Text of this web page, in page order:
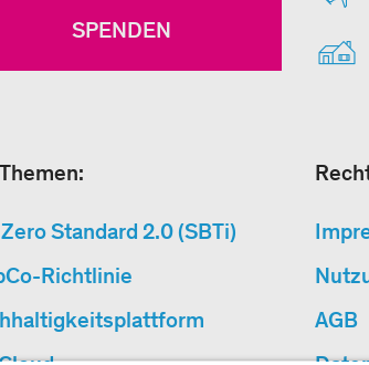
SPENDEN
Standard 2.0 (SBTi)
Richtlinie
AGB